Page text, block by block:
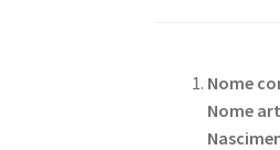
Nome
Nome